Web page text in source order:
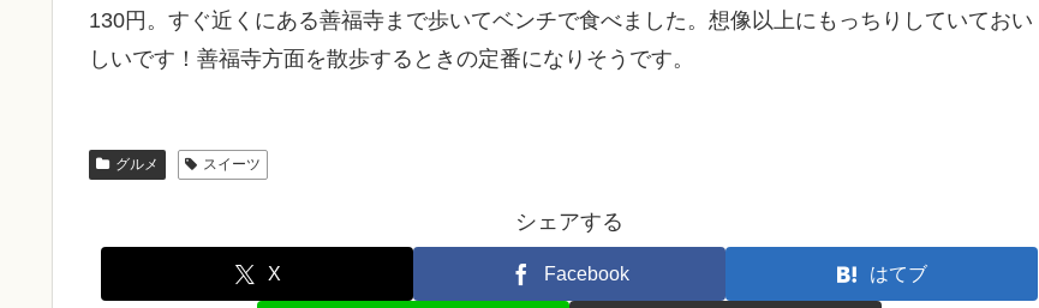
130円。すぐ近くにある善福寺まで歩いてベンチで食べました。想像以上にもっちりしていておい
しいです！善福寺方面を散歩するときの定番になりそうです。
グルメ スイーツ
シェアする
X Facebook はてブ